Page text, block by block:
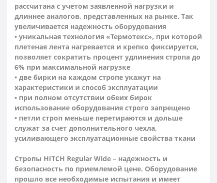
рассчитана с учетом заявленной нагрузки и
длиннее аналогов, представленных на рынке. Так
увеличивается надежность оборудования
• уникальная технология «Термотекс», при которой
плетеная лента нагревается и крепко фиксируется,
позволяет сократить процент удлинения стропа до
6% при максимальной нагрузке
• две бирки на каждом стропе укажут на
характеристики и способ эксплуатации
• при полном отсутствии обеих бирок
использование оборудования строго запрещено
• петли строп меньше перетираются и дольше
служат за счет дополнительного чехла,
усиливающего эксплуатационные свойства ткани
Стропы HITCH Regular Wide – надежность и
безопасность по приемлемой цене. Оборудование
прошло все необходимые испытания и имеет